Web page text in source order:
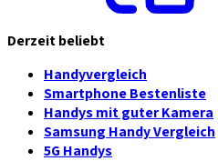
Derzeit beliebt
Handyvergleich
Smartphone Bestenliste
Handys mit guter Kamera
Samsung Handy Vergleich
5G Handys